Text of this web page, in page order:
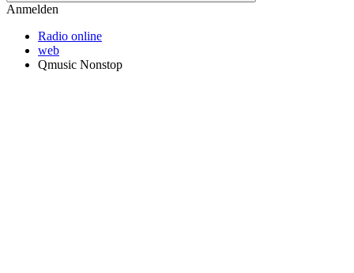
Anmelden
Radio online
web
Qmusic Nonstop